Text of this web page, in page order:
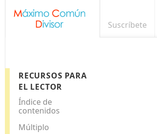
Suscríbete
RECURSOS PARA
EL LECTOR
Índice de
contenidos
Múltiplo